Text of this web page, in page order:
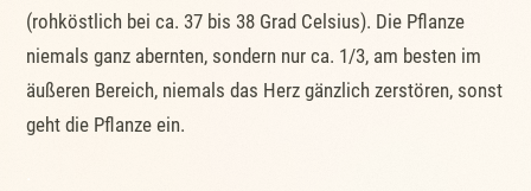
(rohköstlich bei ca. 37 bis 38 Grad Celsius). Die Pflanze
niemals ganz abernten, sondern nur ca. 1/3, am besten im
äußeren Bereich, niemals das Herz gänzlich zerstören, sonst
geht die Pflanze ein.